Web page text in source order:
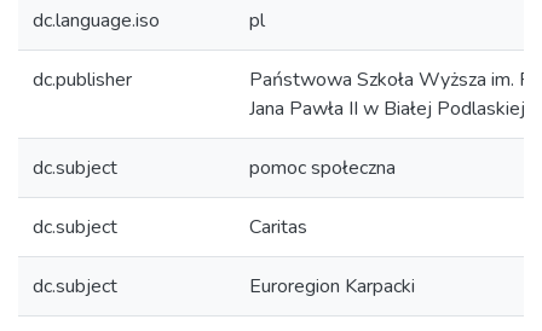
dc.language.iso pl
dc.publisher
Państwowa Szkoła Wyższa im.
Jana Pawła II w Białej Podlaskiej
dc.subject pomoc społeczna
dc.subject Caritas
dc.subject Euroregion Karpacki